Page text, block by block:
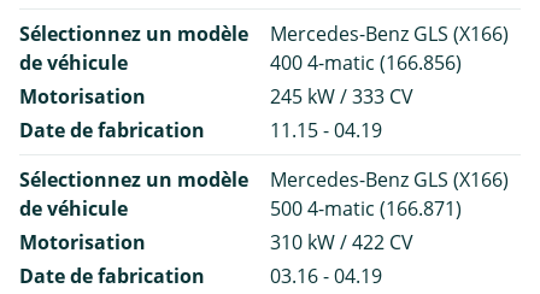
Sélectionnez un modèle
de véhicule
Mercedes-Benz GLS (X166)
400 4-matic (166.856)
Motorisation
245 kW / 333 CV
Date de fabrication
11.15 - 04.19
Sélectionnez un modèle
de véhicule
Mercedes-Benz GLS (X166)
500 4-matic (166.871)
Motorisation
310 kW / 422 CV
Date de fabrication
03.16 - 04.19